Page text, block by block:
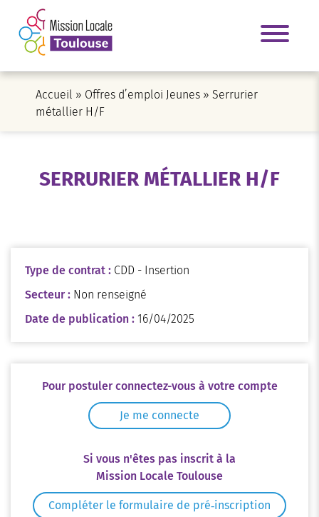
Accueil » Offres d’emploi Jeunes » Serrurier
métallier H/F
SERRURIER MÉTALLIER H/F
Type de contrat : CDD - Insertion
Secteur : Non renseigné
Date de publication : 16/04/2025
Pour postuler connectez-vous à votre compte
Je me connecte
Si vous n'êtes pas inscrit à la
Mission Locale Toulouse
Compléter le formulaire de pré‑inscription